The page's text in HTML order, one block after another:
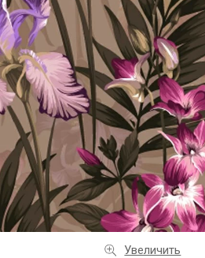
Увеличить